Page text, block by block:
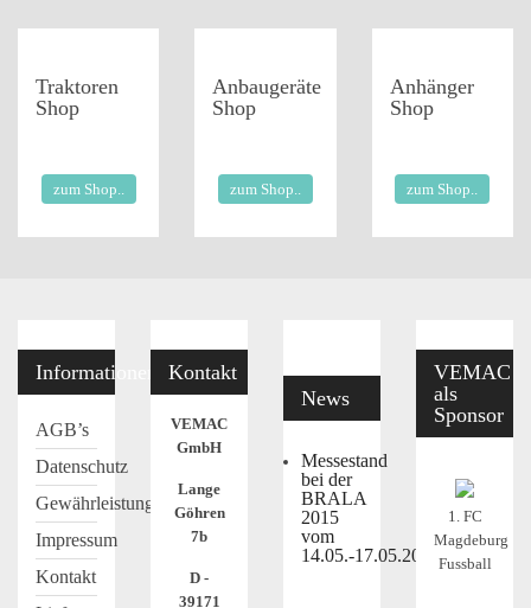
Traktoren
Shop
zum Shop..
Anbaugeräte
Shop
zum Shop..
Anhänger
Shop
zum Shop..
Informationen
AGB’s
Datenschutz
Gewährleistung
Impressum
Kontakt
Kontakt
VEMAC
GmbH
Lange
Göhren
7b
D -
39171
News
Messestand
bei der
BRALA
2015
vom
14.05.-17.05.2015
VEMAC
als
Sponsor
1. FC
Magdeburg
Fussball